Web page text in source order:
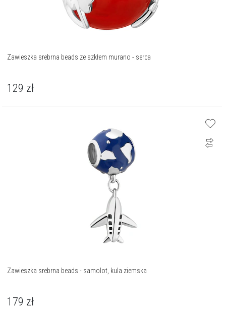
Zawieszka srebrna beads ze szkłem murano - serca
129 zł
Zawieszka srebrna beads - samolot, kula ziemska
179 zł